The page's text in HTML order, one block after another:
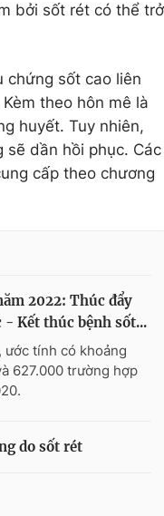
bởi sốt rét có thể trở
chứng sốt cao liên
theo hôn mê là
huyết. Tuy nhiên,
dần hồi phục. Các
cấp theo chương
2022: Thúc đẩy
- Kết thúc bệnh sốt...
ước tính có khoảng
627.000 trường hợp
do sốt rét